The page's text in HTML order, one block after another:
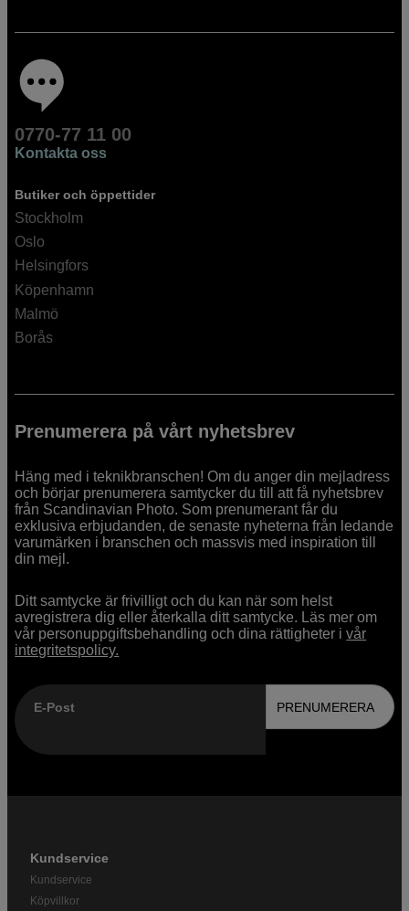
0770-77 11 00
Kontakta oss
Butiker och öppettider
Stockholm
Oslo
Helsingfors
Köpenhamn
Malmö
Borås
Prenumerera på vårt nyhetsbrev
Häng med i teknikbranschen! Om du anger din mejladress
och börjar prenumerera samtycker du till att få nyhetsbrev
från Scandinavian Photo. Som prenumerant får du
exklusiva erbjudanden, de senaste nyheterna från ledande
varumärken i branschen och massvis med inspiration till
din mejl.
Ditt samtycke är frivilligt och du kan när som helst
avregistrera dig eller återkalla ditt samtycke. Läs mer om
vår personuppgiftsbehandling och dina rättigheter ivår
integritetspolicy.
E-Post PRENUMERERA
Kundservice
Kundservice
Köpvillkor